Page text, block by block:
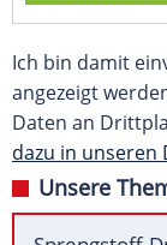
Ich bin damit
angezeigt
Daten an
dazu in unseren
Unsere